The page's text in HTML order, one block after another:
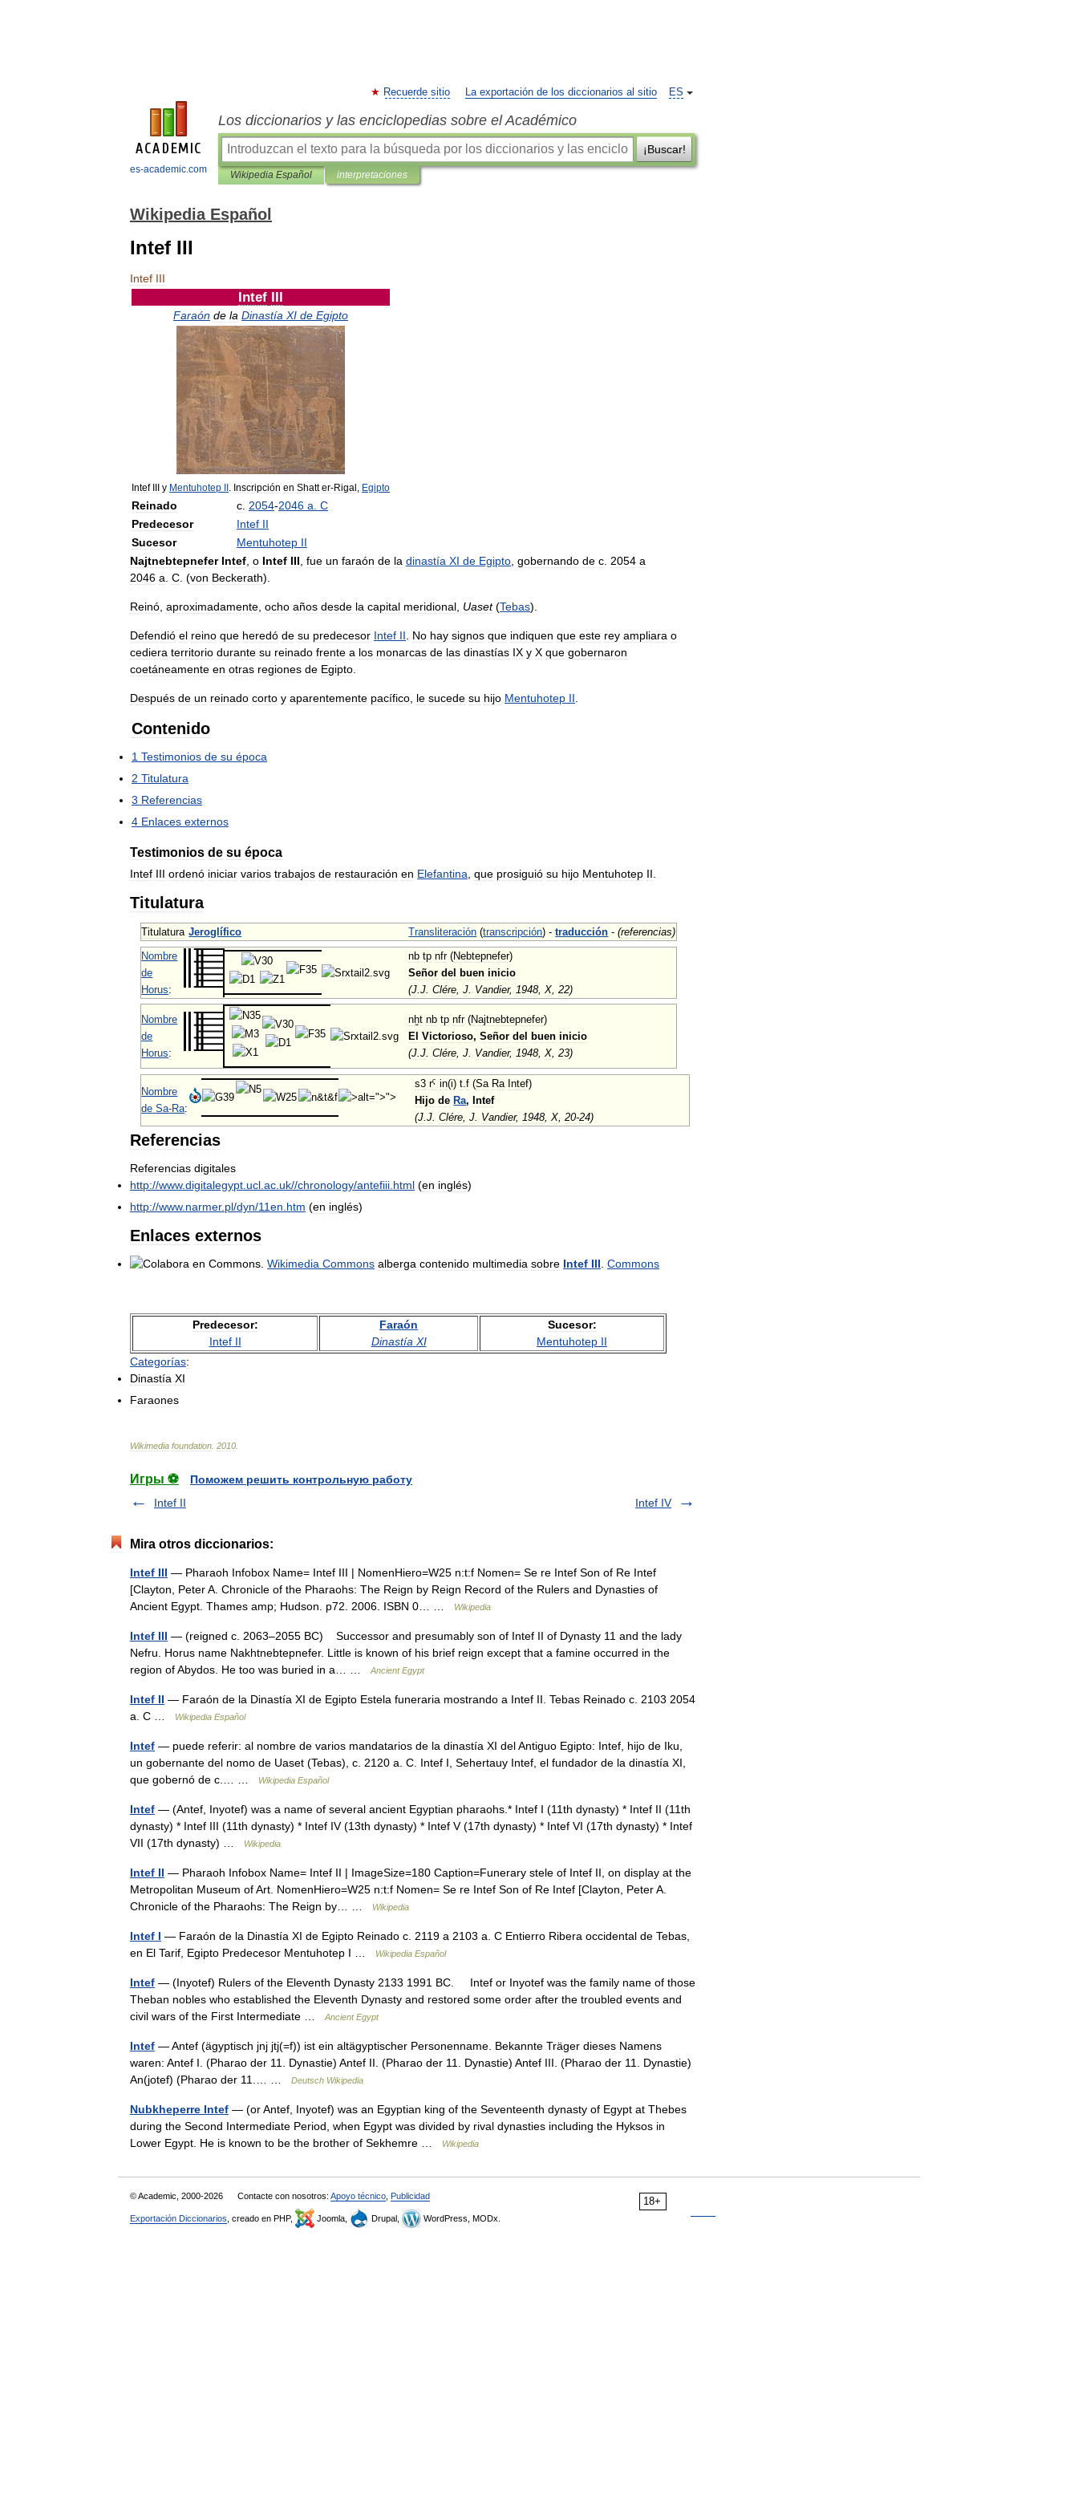
es-academic.com
ES
Recuerde sitio La exportación de los diccionarios al sitio
Los diccionarios y las enciclopedias sobre el Académico
¡Buscar!
Wikipedia Español interpretaciones
Wikipedia Español
Intef III
Intef III
Intef III
Faraón de la Dinastía XI de Egipto
Intef III y Mentuhotep II Inscripción en Shatt er-Rigal Egipto
Reinado c 2054-2046 a C
Predecesor
Intef II
Sucesor
Mentuhotep II
Najtnebtepnefer Intef o Intef III fue un faraón de la dinastía XI de Egipto gobernando de c 2054 a
2046 a C . (von Beckerath).
Reinó aproximadamente ocho años desde la capital meridional Uaset(Tebas).
Defendió el reino que heredó de su predecesor Intef II No hay signos que indiquen que este rey ampliara o
cediera territorio durante su reinado frente a los monarcas de las dinastías IX y X que gobernaron
coetáneamente en otras regiones de Egipto
Después de un reinado corto y aparentemente pacífico le sucede su hijo Mentuhotep II
Contenido
1 Testimonios de su época
2 Titulatura
3 Referencias
4 Enlaces externos
Testimonios de su época
Intef III ordenó iniciar varios trabajos de restauración en Elefantina que prosiguió su hijo Mentuhotep II
Titulatura
Titulatura Jeroglífico Transliteración (transcripción) -traducción -(referencias)
Nombre
de
Horus:
nb tp nfr(Nebtepnefer)
Señor del buen inicio
(J .J .Clére ,J Vandier, 1948,X ,22)
Nombre
de
Horus:
nḫt nb tp nfr(Najtnebtepnefer)
El Victorioso,Señor del buen inicio
(J.J.Clére,J. Vandier,1948,X,23)
Nombre
de Sa-Ra:
alt=">">
s3 rˁ in(i)t .f (Sa Ra Intef)
Hijo de Ra, Intef
(J .J .Clére ,J Vandier, 1948,X ,20-24)
Referencias
Referencias digitales
http://www.digitalegypt ucl ac uk//chronology/antefiii html (en inglés)
http://www. narmer. pl/dyn/11en htm (en inglés)
Enlaces externos
Wikimedia Commons alberga contenido multimedia sobre Intef III Commons
Predecesor:
Intef II
Faraón
Dinastía XI
Sucesor:
Mentuhotep II
Categorías:
Dinastía XI
Faraones
Wikimedia foundation 2010
Игры ⚽
Поможем решить контрольную работу
Intef II
Intef IV
Mira otros diccionarios:
Intef III — Pharaoh Infobox Name= Intef III | NomenHiero=W25 n:t:f Nomen= Se re Intef Son of Re Intef
[Clayton, Peter A. Chronicle of the Pharaohs: The Reign by Reign Record of the Rulers and Dynasties of
Ancient Egypt. Thames amp; Hudson. p72. 2006. ISBN 0… …
Wikipedia
Intef III — (reigned c. 2063–2055 BC) Successor and presumably son of Intef II of Dynasty 11 and the lady
Nefru. Horus name Nakhtnebtepnefer. Little is known of his brief reign except that a famine occurred in the
region of Abydos. He too was buried in a… …
Ancient Egypt
Intef II — Faraón de la Dinastía XI de Egipto Estela funeraria mostrando a Intef II. Tebas Reinado c. 2103 2054
a. C …
Wikipedia Español
Intef — puede referir: al nombre de varios mandatarios de la dinastía XI del Antiguo Egipto: Intef, hijo de Iku,
un gobernante del nomo de Uaset (Tebas), c. 2120 a. C. Intef I, Sehertauy Intef, el fundador de la dinastía XI,
que gobernó de c.… …
Wikipedia Español
Intef — (Antef, Inyotef) was a name of several ancient Egyptian pharaohs.* Intef I (11th dynasty) * Intef II (11th
dynasty) * Intef III (11th dynasty) * Intef IV (13th dynasty) * Intef V (17th dynasty) * Intef VI (17th dynasty) * Intef
VII (17th dynasty) …
Wikipedia
Intef II — Pharaoh Infobox Name= Intef II | ImageSize=180 Caption=Funerary stele of Intef II, on display at the
Metropolitan Museum of Art. NomenHiero=W25 n:t:f Nomen= Se re Intef Son of Re Intef [Clayton, Peter A.
Chronicle of the Pharaohs: The Reign by… …
Wikipedia
Intef I — Faraón de la Dinastía XI de Egipto Reinado c. 2119 a 2103 a. C Entierro Ribera occidental de Tebas,
en El Tarif, Egipto Predecesor Mentuhotep I …
Wikipedia Español
Intef — (Inyotef) Rulers of the Eleventh Dynasty 2133 1991 BC. Intef or Inyotef was the family name of those
Theban nobles who established the Eleventh Dynasty and restored some order after the troubled events and
civil wars of the First Intermediate …
Ancient Egypt
Intef — Antef (ägyptisch jnj jtj(=f)) ist ein altägyptischer Personenname. Bekannte Träger dieses Namens
waren: Antef I. (Pharao der 11. Dynastie) Antef II. (Pharao der 11. Dynastie) Antef III. (Pharao der 11. Dynastie)
An(jotef) (Pharao der 11.… …
Deutsch Wikipedia
Nubkheperre Intef — (or Antef, Inyotef) was an Egyptian king of the Seventeenth dynasty of Egypt at Thebes
during the Second Intermediate Period, when Egypt was divided by rival dynasties including the Hyksos in
Lower Egypt. He is known to be the brother of Sekhemre …
Wikipedia
18+
© Academic, 2000-2026 Contacte con nosotros: Apoyo técnico Publicidad
Exportación Diccionarios , creado en PHP, Joomla, Drupal, WordPress, MODx.